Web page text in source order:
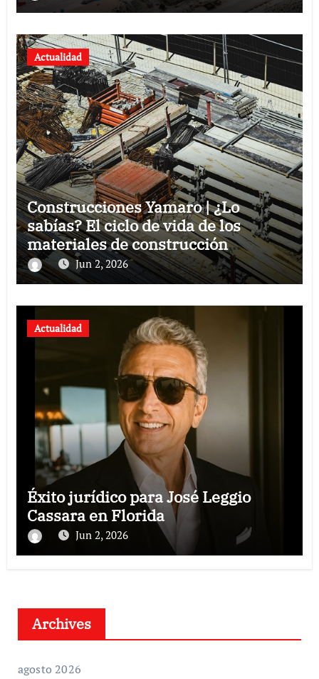
Actualidad
Construcciones Yamaro | ¿Lo
sabías? El ciclo de vida de los
materiales de construcción
revoluciona eficiencia en proyectos
modernos
Jun 2, 2026
Actualidad
Éxito jurídico para José Leggio
Cassara en Florida
Jun 2, 2026
Archives
agosto 2026